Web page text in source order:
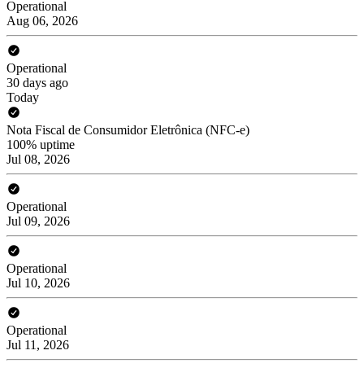
Operational
Aug 06, 2026
Operational
30 days ago
Today
Nota Fiscal de Consumidor Eletrônica (NFC-e)
100% uptime
Jul 08, 2026
Operational
Jul 09, 2026
Operational
Jul 10, 2026
Operational
Jul 11, 2026